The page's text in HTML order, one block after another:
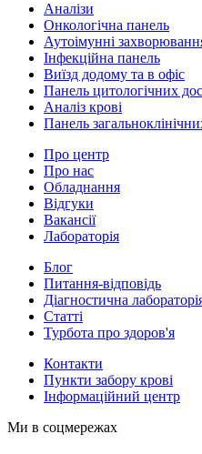
Аналізи
Онкологічна панель
Аутоімунні
Інфекційна панель
Виїзд додому та в офіс
Панель цитологічних
Аналіз крові
Панель
Про центр
Про нас
Обладнання
Відгуки
Вакансії
Лабораторія
Блог
Питання-відповідь
Діагностична
Статті
Турбота про здоров'я
Контакти
Пункти забору крові
Інформаційний центр
Ми в соцмережах